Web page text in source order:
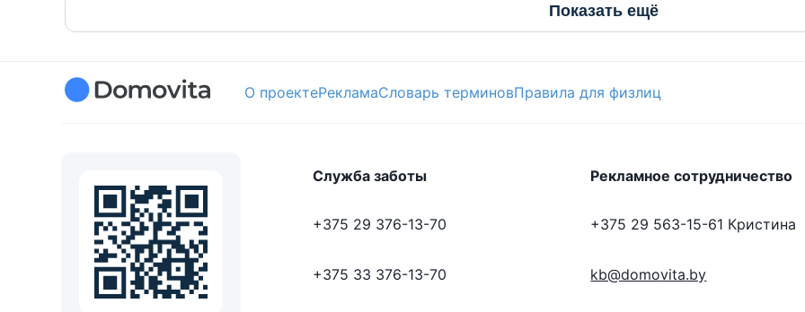
Показать ещё
О проектеРекламаСловарь терминовПравила для физлиц
Служба заботы
+375 29 376-13-70
+375 33 376-13-70
Рекламное сотрудничество
+375 29 563-15-61 Кристина
kb@domovita.by